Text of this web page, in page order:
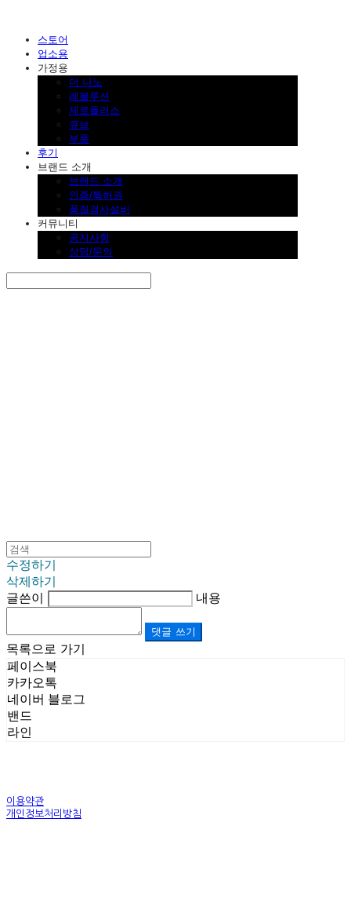
스토어
업소용
가정용
더 나노
레볼루션
제로플러스
큐브
부품
후기
브랜드 소개
브랜드 소개
인증/특허권
품질검사설비
커뮤니티
공지사항
상담/문의
수정하기
삭제하기
글쓴이
내용
댓글 쓰기
목록으로 가기
페이스북
카카오톡
네이버 블로그
밴드
라인
이용약관
개인정보처리방침